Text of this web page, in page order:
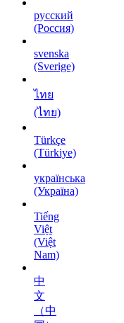
русский
(Россия)
svenska
(Sverige)
ไทย
(ไทย)
Türkçe
(Türkiye)
українська
(Україна)
Tiếng
Việt
(Việt
Nam)
中
文
（中